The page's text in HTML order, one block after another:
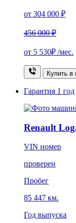
от 304 000 ₽
456 000 ₽
от 5 530₽ /мес.
Купить в
Гарантия 1 год
Renault
VIN номер
проверен
Пробег
85 447 км.
Год выпуска